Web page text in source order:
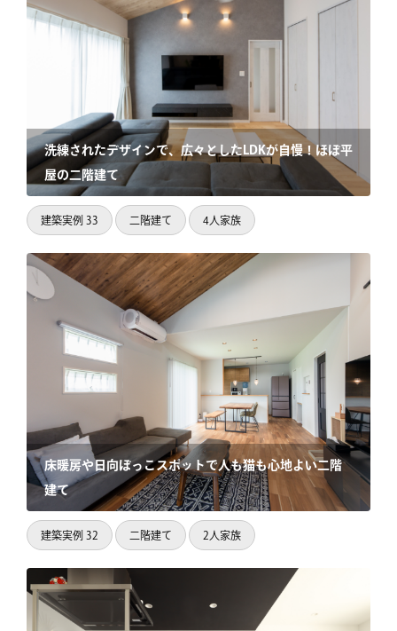
洗練されたデザインで、広々としたLDKが自慢！ほぼ平
屋の二階建て
建築実例 33 二階建て 4人家族
床暖房や日向ぼっこスポットで人も猫も心地よい二階
建て
建築実例 32 二階建て 2人家族